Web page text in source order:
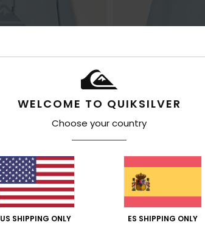
WELCOME TO QUIKSILVER
Choose your country
US SHIPPING ONLY ES SHIPPING ONLY